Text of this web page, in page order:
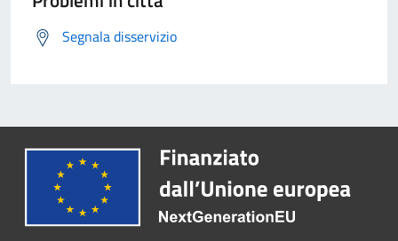
Segnala disservizio